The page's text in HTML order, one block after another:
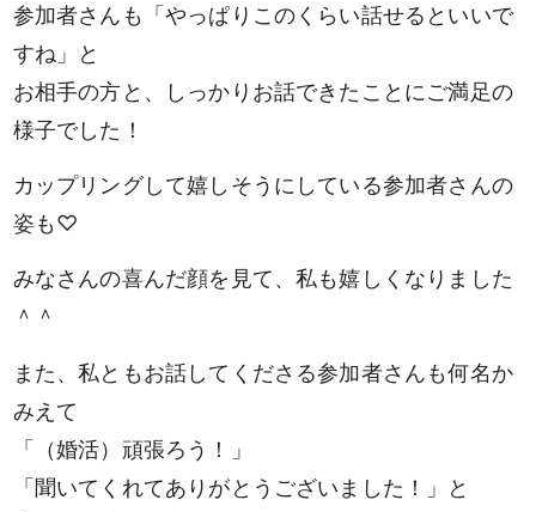
参加者さんも「やっぱりこのくらい話せるといいで
すね」と
お相手の方と、しっかりお話できたことにご満足の
様子でした！
カップリングして嬉しそうにしている参加者さんの
姿も♡
みなさんの喜んだ顔を見て、私も嬉しくなりました
＾＾
また、私ともお話してくださる参加者さんも何名か
みえて
「（婚活）頑張ろう！」
「聞いてくれてありがとうございました！」と